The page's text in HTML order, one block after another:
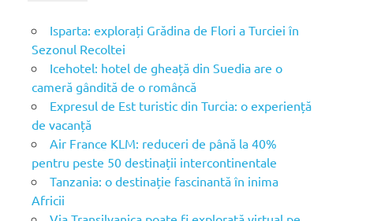
Isparta: explorați Grădina de Flori a Turciei în
Sezonul Recoltei
Icehotel: hotel de gheață din Suedia are o
cameră gândită de o româncă
Expresul de Est turistic din Turcia: o experiență
de vacanță
Air France KLM: reduceri de până la 40%
pentru peste 50 destinații intercontinentale
Tanzania: o destinație fascinantă în inima
Africii